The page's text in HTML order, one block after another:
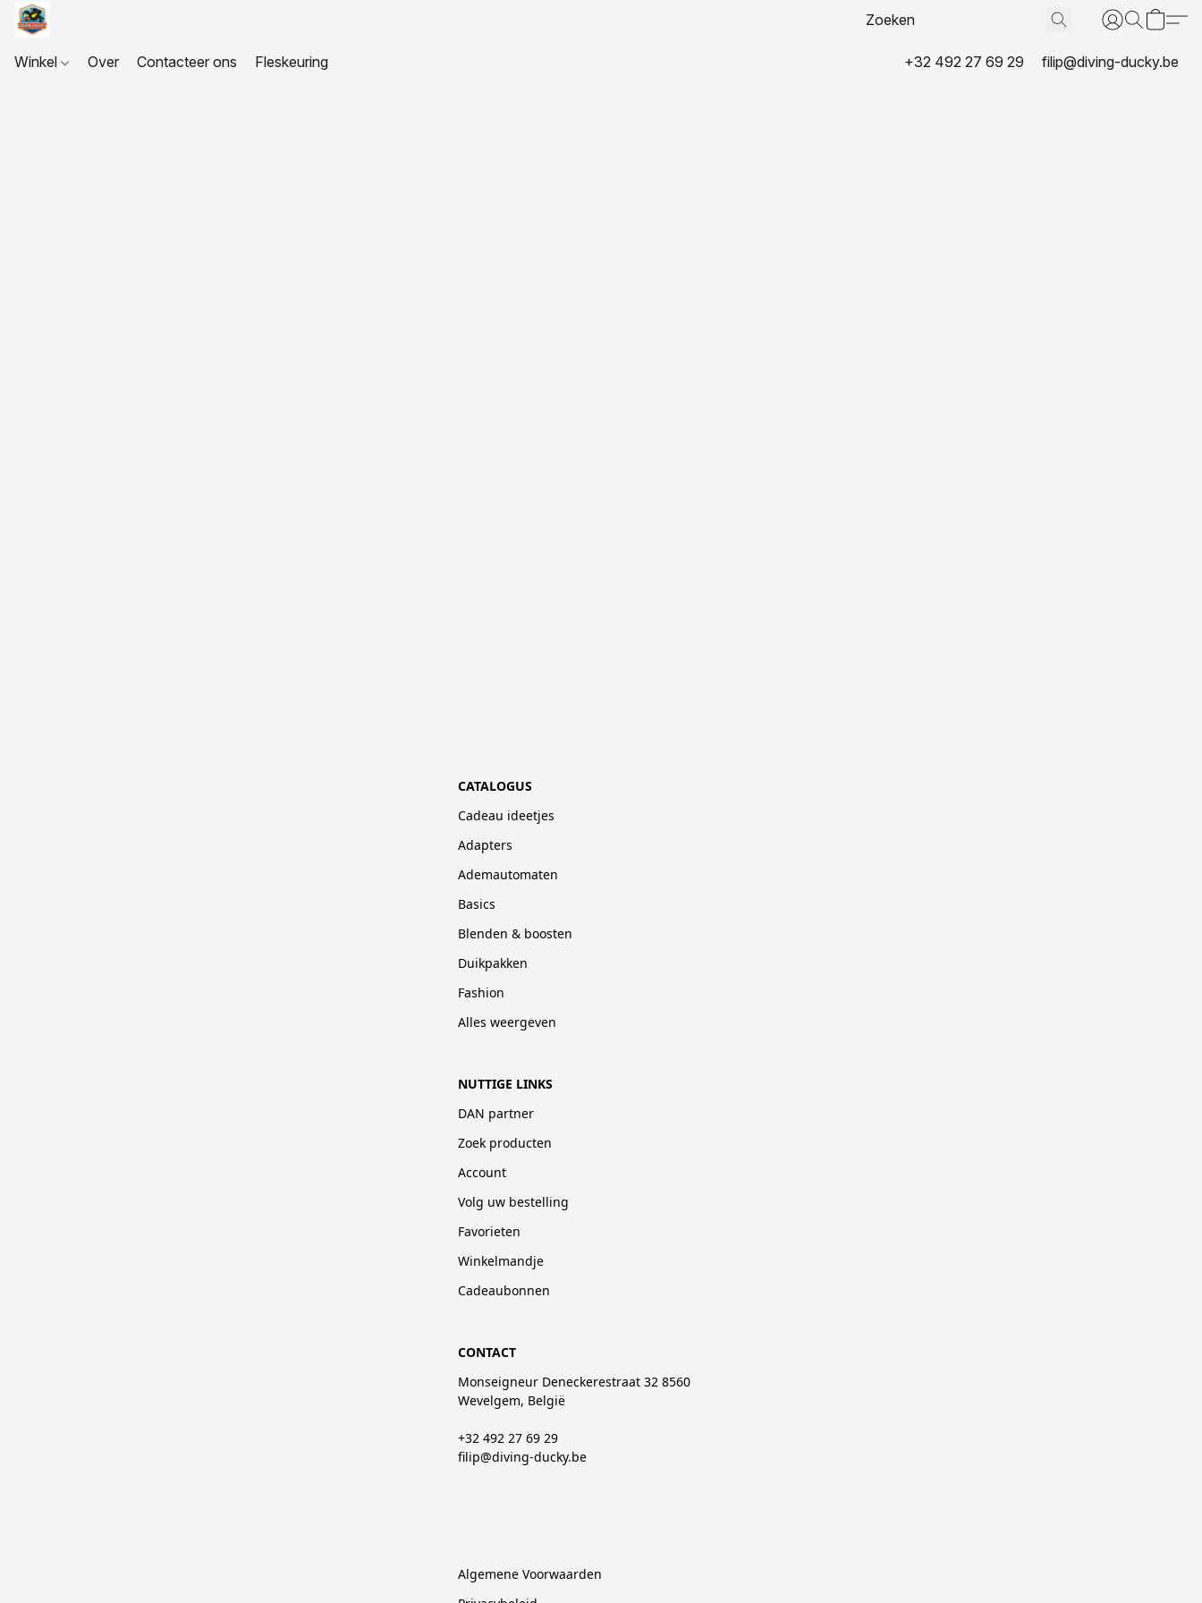
Winkel Over Contacteer ons Fleskeuring +32 492 27 69 29 filip@diving-ducky.be
CATALOGUS
Cadeau ideetjes
Adapters
Ademautomaten
Basics
Blenden & boosten
Duikpakken
Fashion
Alles weergeven
NUTTIGE LINKS
DAN partner
Zoek producten
Account
Volg uw bestelling
Favorieten
Winkelmandje
Cadeaubonnen
CONTACT
Monseigneur Deneckerestraat 32 8560
Wevelgem, België
+32 492 27 69 29
filip@diving-ducky.be
Algemene Voorwaarden